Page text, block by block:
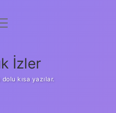
İzler
kısa yazılar.